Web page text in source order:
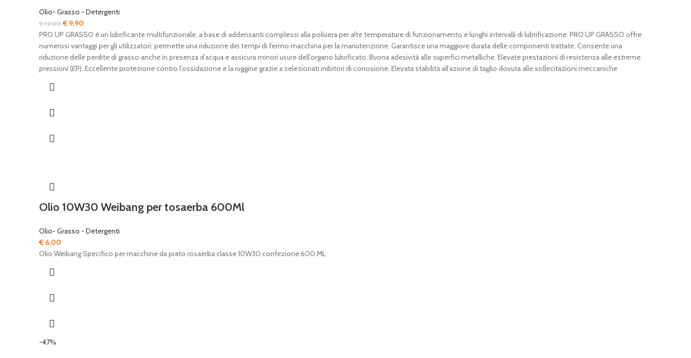
Olio- Grasso - Detergenti
€12,00Il
prezzo
originale
era:
€ 12,00.
€ 9,90
prezzo
attuale
è:
€ 9,90.
PRO UP GRASSO è un lubrificante multifunzionale, a base di addensanti complessi alla poliuera per alte temperature di funzionamento e lunghi intervalli di lubrificazione. PRO UP GRASSO offre
numerosi vantaggi per gli utilizzatori: permette una riduzione dei tempi di fermo macchina per la manutenzione. Garantisce una maggiore durata delle componenti trattate. Consente una
riduzione delle perdite di grasso anche in presenza d’acqua e assicura minori usure dell’organo lubrificato. Buona adesività alle superfici metalliche. Elevate prestazioni di resistenza alle estreme
pressioni (EP). Eccellente protezione contro l’ossidazione e la ruggine grazie a selezionati inibitori di corrosione. Elevata stabilità all’azione di taglio dovuta alle sollecitazioni meccaniche
Olio 10W30 Weibang per tosaerba 600Ml
Olio- Grasso - Detergenti
€ 6,00
Olio Weibang Specifico per macchine da prato rosaerba classe 10W30 confezione 600 ML
-47%